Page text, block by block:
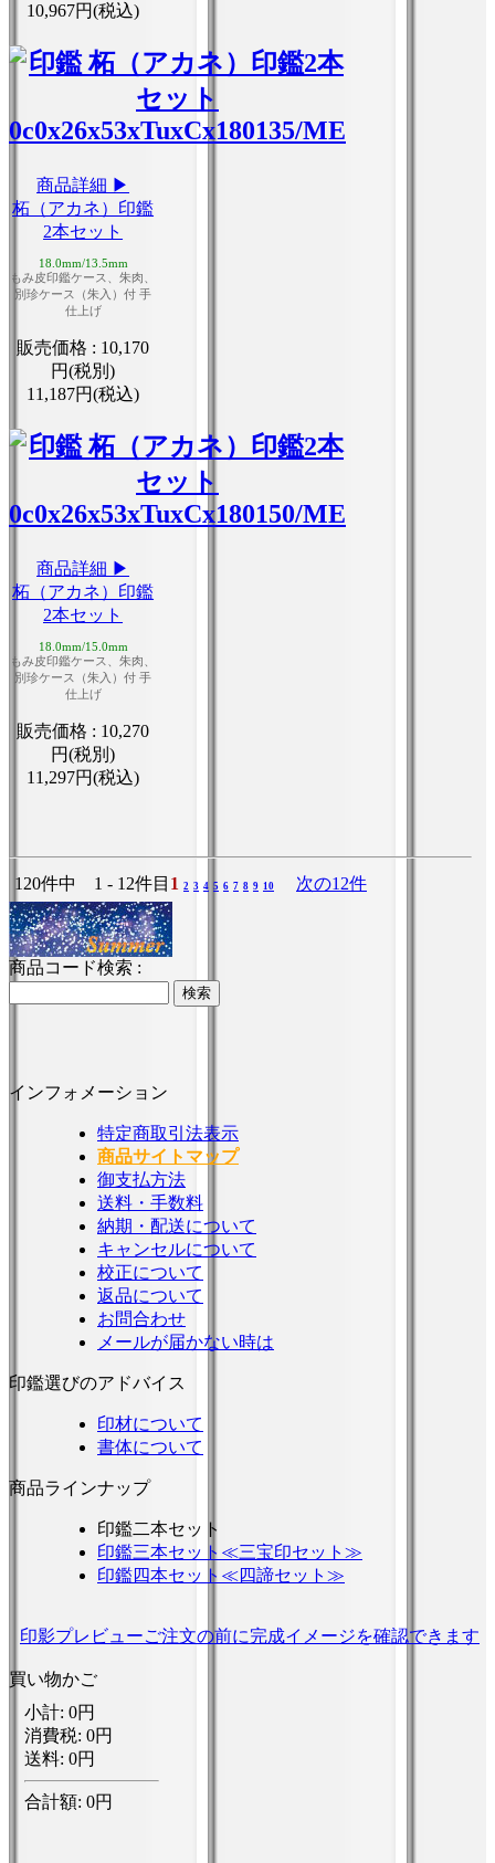
10,967円(税込)
商品詳細 ▶
柘（アカネ）印鑑
2本セット
18.0mm/13.5mm
もみ皮印鑑ケース、朱肉、
別珍ケース（朱入）付 手
仕上げ
販売価格 : 10,170
円(税別)
11,187円(税込)
商品詳細 ▶
柘（アカネ）印鑑
2本セット
18.0mm/15.0mm
もみ皮印鑑ケース、朱肉、
別珍ケース（朱入）付 手
仕上げ
販売価格 : 10,270
円(税別)
11,297円(税込)
120件中 1 - 12件目 1 2 3 4 5 6 7 8 9 10 次の12件
商品コード検索 :
インフォメーション
特定商取引法表示
商品サイトマップ
御支払方法
送料・手数料
納期・配送について
キャンセルについて
校正について
返品について
お問合わせ
メールが届かない時は
印鑑選びのアドバイス
印材について
書体について
商品ラインナップ
印鑑二本セット
印鑑三本セット≪三宝印セット≫
印鑑四本セット≪四諦セット≫
印影プレビューご注文の前に完成イメージを確認できます
買い物かご